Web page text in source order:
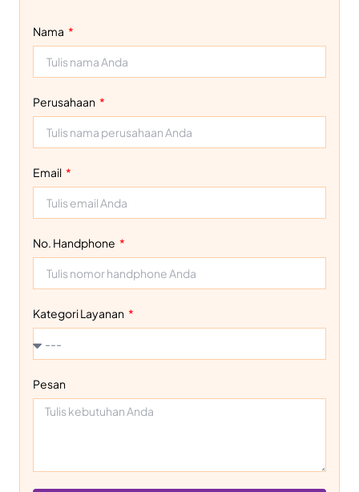
Nama
Perusahaan
Email
No. Handphone
Kategori Layanan
Pesan